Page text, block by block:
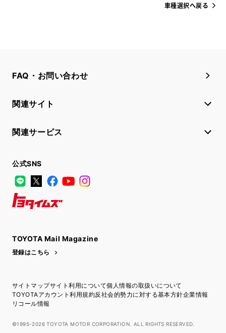
車種選択へ戻る
FAQ・お問い合わせ
関連サイト
関連サービス
公式SNS
LINE
X FacebookYouTube
TOYOTA Mail Magazine
登録はこちら
サイトマップサイト利用について個人情報の取扱いについて
TOYOTAアカウント利用規約反社会的勢力に対する基本方針企業情報
リコール情報
©1995-2026 TOYOTA MOTOR CORPORATION. ALL RIGHTS RESERVED.